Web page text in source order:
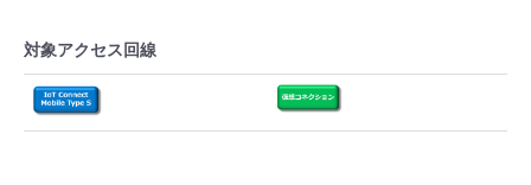
IoT
モニタリング/監査
ネットワーク
IoT
データ利活用
クラウド/サーバー
■ 管理機能
- 管理機能
- バックアップ
故障/メンテナンス情報
対象アクセス回線